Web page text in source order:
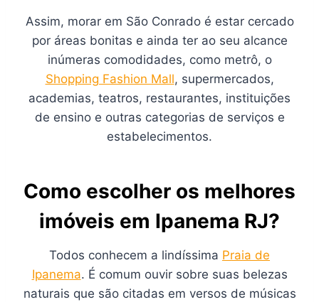
Assim, morar em São Conrado é estar cercado
por áreas bonitas e ainda ter ao seu alcance
inúmeras comodidades, como metrô, o
Shopping Fashion Mall, supermercados,
academias, teatros, restaurantes, instituições
de ensino e outras categorias de serviços e
estabelecimentos.
Como escolher os melhores
imóveis em Ipanema RJ?
Todos conhecem a lindíssima Praia de
Ipanema. É comum ouvir sobre suas belezas
naturais que são citadas em versos de músicas